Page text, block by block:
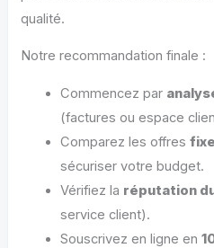
qualité.
Notre recommandation finale :
Commencez par
(factures ou espace
Comparez les offres
sécuriser votre budget.
Vérifiez la réputation
service client).
Souscrivez en ligne en